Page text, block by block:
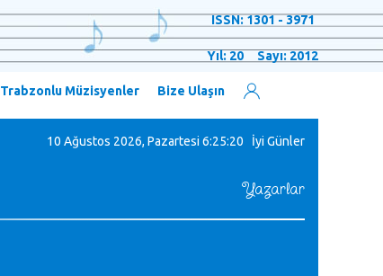
ISSN: 1301 - 3971
Yıl: 20 Sayı: 2012
Trabzonlu Müzisyenler Bize Ulaşın
10 Ağustos 2026, Pazartesi 6:25:21 İyi Günler
Yazarlar